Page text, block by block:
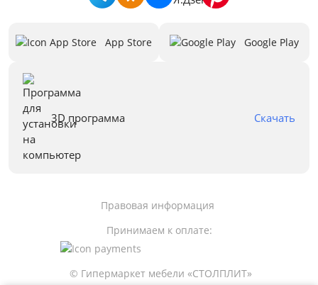
App Store Google Play
3D программа Скачать
© Гипермаркет мебели «СТОЛПЛИТ»
Принимаем к оплате:
Правовая информация